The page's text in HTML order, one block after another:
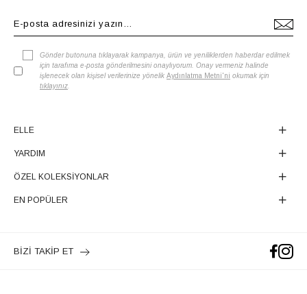
Gönder butonuna tıklayarak kampanya, ürün ve yeniliklerden haberdar edilmek
için tarafıma e-posta gönderilmesini onaylıyorum. Onay vermeniz halinde
işlenecek olan kişisel verilerinize yönelik Aydınlatma Metni'ni okumak için
tıklayınız
ELLE
YARDIM
ÖZEL KOLEKSİYONLAR
EN POPÜLER
BİZİ TAKİP ET